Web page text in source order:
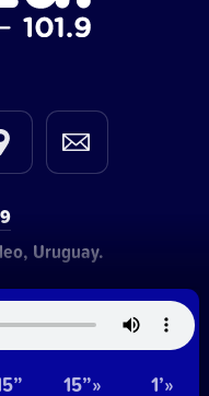
15”» 1’»
Uruguay.
• Hosting: